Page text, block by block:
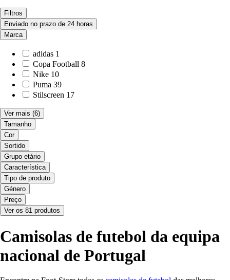
Filtros
Enviado no prazo de 24 horas
Marca
adidas 1
Copa Football 8
Nike 10
Puma 39
Stilscreen 17
Ver mais (6)
Tamanho
Cor
Sortido
Grupo etário
Característica
Tipo de produto
Género
Preço
Ver os 81 produtos
Camisolas de futebol da equipa
nacional de Portugal